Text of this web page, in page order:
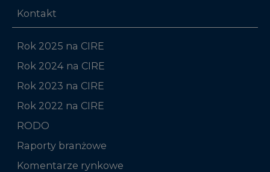
Kontakt
Rok 2025 na CIRE
Rok 2024 na CIRE
Rok 2023 na CIRE
Rok 2022 na CIRE
RODO
Raporty branżowe
Komentarze rynkowe